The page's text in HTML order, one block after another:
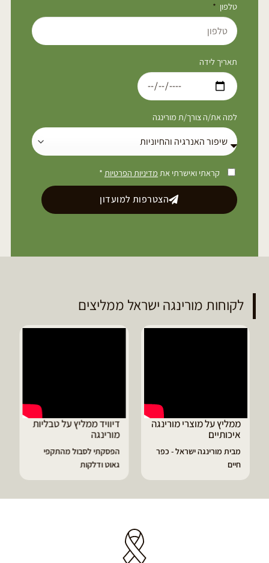
טלפון
תאריך לידה
למה את/ה צורך/ת מורינגה
קראתי ואישרתי את מדיניות הפרטיות *
הצטרפות למועדון
לקוחות מורינגה ישראל ממליצים
ממליץ על מוצרי מורינגה
איכותיים
מבית מורינגה ישראל - כפר
חיים
דיוויד ממליץ על טבליות
מורינגה
הפסקתי לסבול מהתקפי
גאוט ודלקות